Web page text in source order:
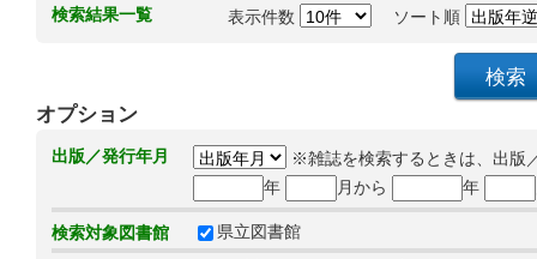
検索結果一覧 表示件数 ソート順
オプション
出版／発行年月
※雑誌を検索するときは、出版
年
月から 年
検索対象図書館 県立図書館